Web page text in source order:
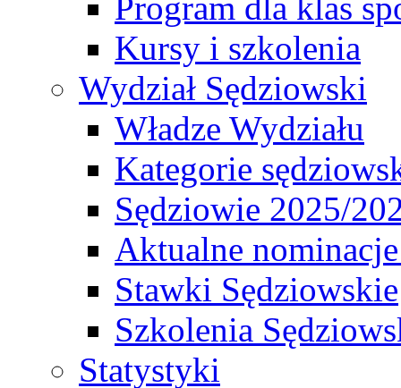
Kursy i szkolenia
Wydział Sędziowski
Władze Wydziału
Kategorie
Sędziowie 2025/
Aktualne
Stawki Sędziowskie
Szkolenia
Statystyki